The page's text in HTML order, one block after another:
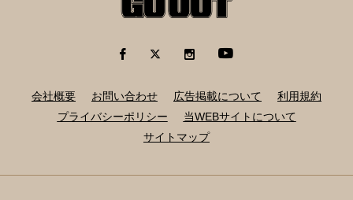
会社概要 お問い合わせ 広告掲載について
利用規約
プライバシーポリシー
当WEBサイトについて
サイトマップ